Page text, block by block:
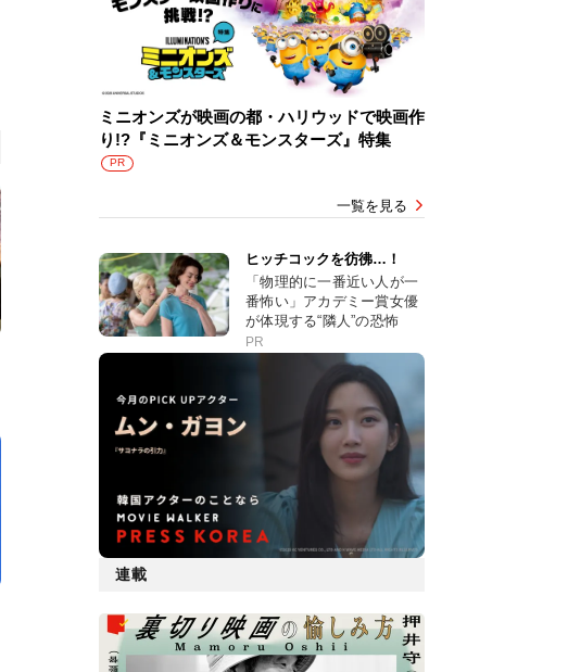
ミニオンズが映画の都・ハリウッドで映画作
り!?『ミニオンズ＆モンスターズ』特集
PR
一覧を見る
ヒッチコックを彷彿…！
「物理的に一番近い人が一
番怖い」アカデミー賞女優
が体現する“隣人”の恐怖
PR
連載